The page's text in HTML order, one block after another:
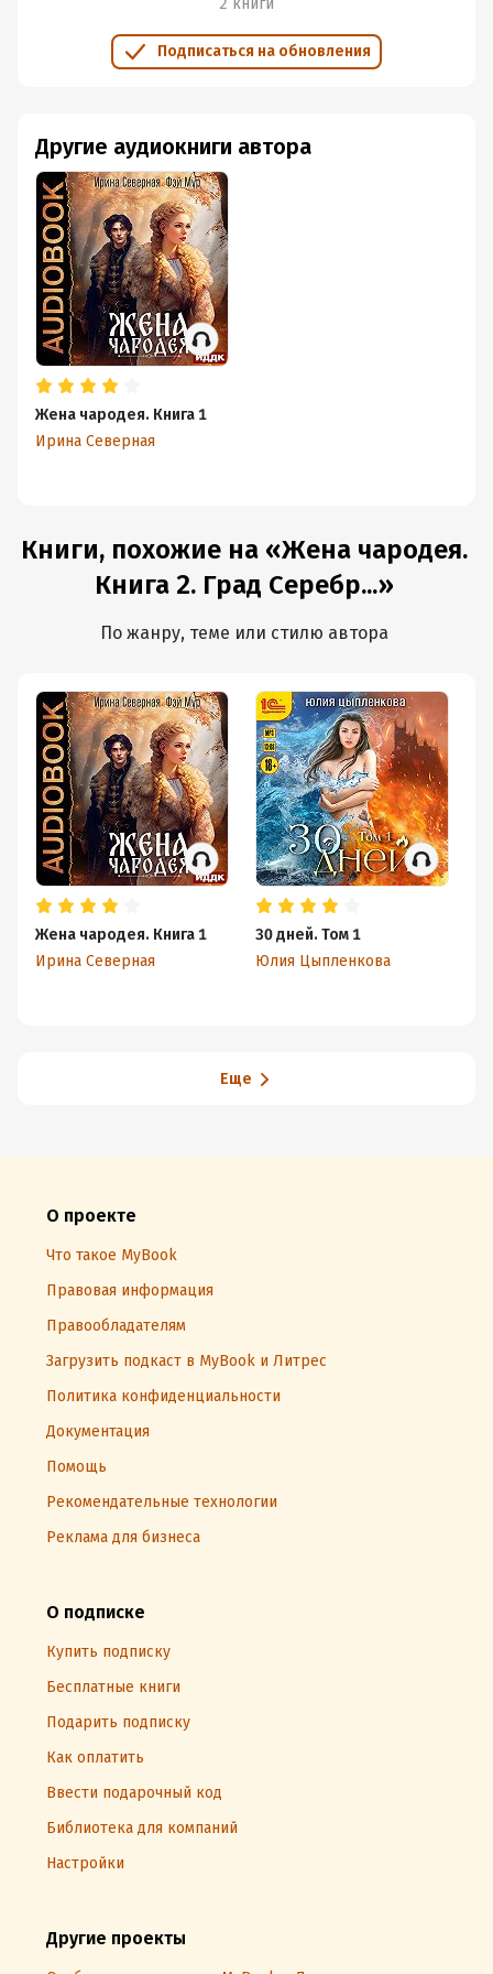
2 книги
Подписаться на обновления
Другие аудиокниги автора
Жена чародея. Книга 1
Ирина Северная
Книги, похожие на «Жена чародея.
Книга 2. Град Серебр...»
По жанру, теме или стилю автора
Жена чародея. Книга 1
Ирина Северная
30 дней. Том 1
Юлия Цыпленкова
Еще
О проекте
Что такое MyBook
Правовая информация
Правообладателям
Загрузить подкаст в MyBook и Литрес
Политика конфиденциальности
Документация
Помощь
Рекомендательные технологии
Реклама для бизнеса
О подписке
Купить подписку
Бесплатные книги
Подарить подписку
Как оплатить
Ввести подарочный код
Библиотека для компаний
Настройки
Другие проекты